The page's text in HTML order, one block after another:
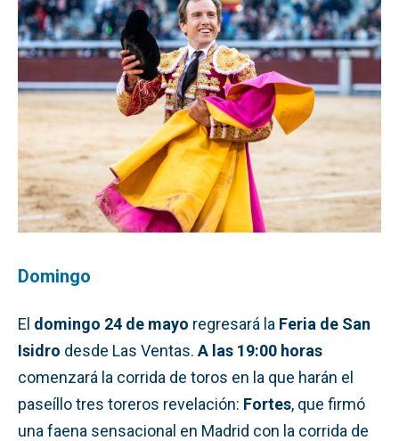
Domingo
El domingo 24 de mayo regresará la Feria de San
Isidro desde Las Ventas. A las 19:00 horas
comenzará la corrida de toros en la que harán el
paseíllo tres toreros revelación: Fortes, que firmó
una faena sensacional en Madrid con la corrida de